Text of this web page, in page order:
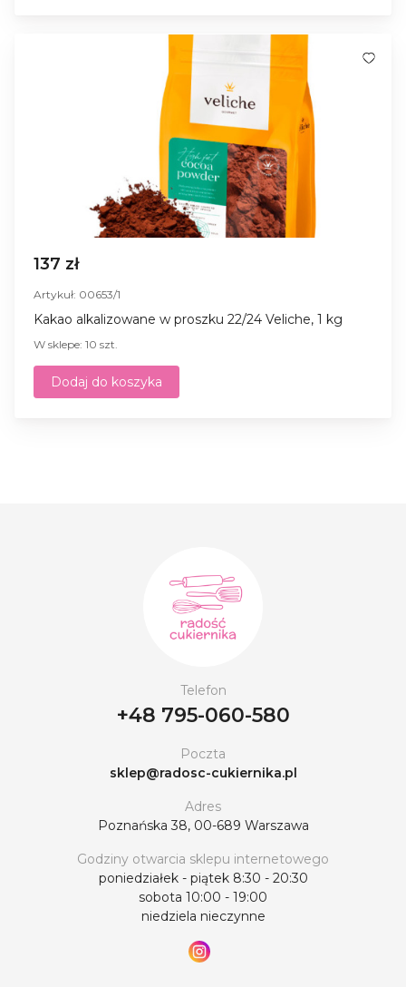
137 zł
Artykuł: 00653/1
Kakao alkalizowane w proszku 22/24 Veliche, 1 kg
W sklepe: 10 szt.
Dodaj do koszyka
Telefon
+48 795-060-580
Poczta
sklep@radosc-cukiernika.pl
Adres
Poznańska 38, 00-689 Warszawa
Godziny otwarcia sklepu internetowego
poniedziałek - piątek 8:30 - 20:30
sobota 10:00 - 19:00
niedziela nieczynne